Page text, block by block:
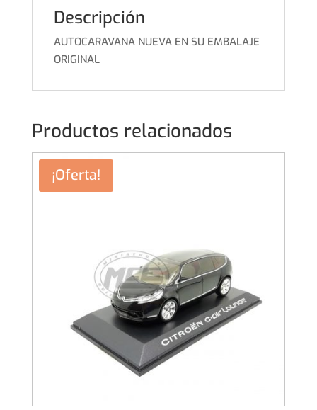
Descripción
AUTOCARAVANA NUEVA EN SU EMBALAJE
ORIGINAL
Productos relacionados
¡Oferta!